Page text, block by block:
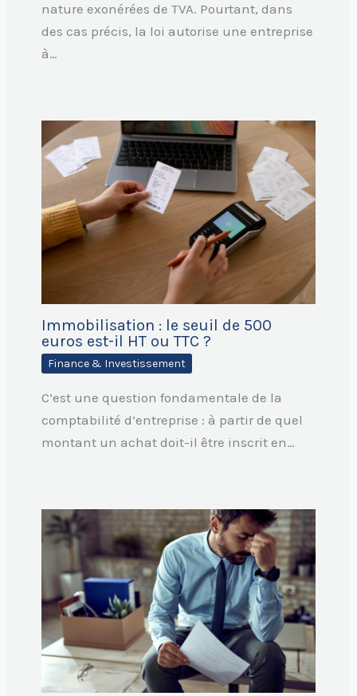
nature exonérées de TVA. Pourtant, dans
des cas précis, la loi autorise une entreprise
à…
Immobilisation : le seuil de 500
euros est-il HT ou TTC ?
Finance & Investissement
C’est une question fondamentale de la
comptabilité d’entreprise : à partir de quel
montant un achat doit-il être inscrit en…